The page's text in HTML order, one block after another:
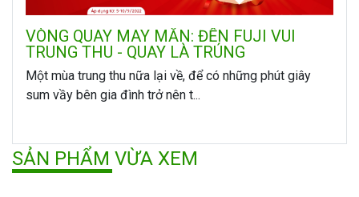
VÒNG QUAY MAY MẮN: ĐẾN FUJI VUI
TRUNG THU - QUAY LÀ TRÚNG
Một mùa trung thu nữa lại về, để có những phút giây
sum vầy bên gia đình trở nên t...
SẢN PHẨM VỪA XEM